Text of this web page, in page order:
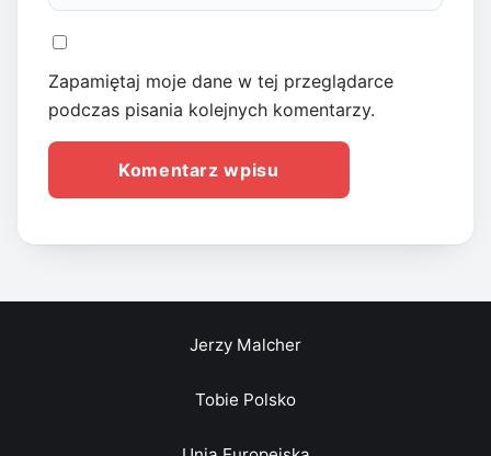
Zapamiętaj moje dane w tej przeglądarce
podczas pisania kolejnych komentarzy.
Jerzy Malcher
Tobie Polsko